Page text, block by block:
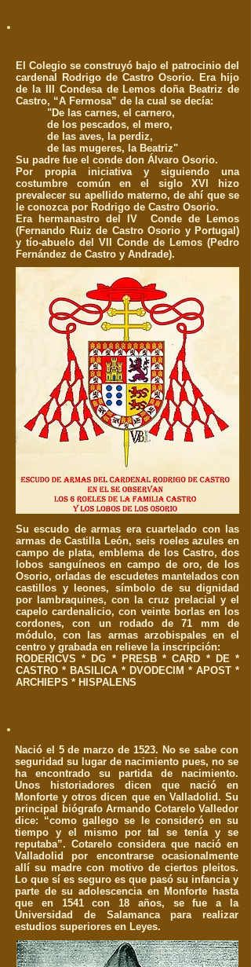
El Colegio se construyó bajo el patrocinio del
cardenal Rodrigo de Castro Osorio. Era hijo
de la III Condesa de Lemos doña Beatriz de
Castro, “A Fermosa” de la cual se decía:
"De las carnes, el carnero,
de los pescados, el mero,
de las aves, la perdiz,
de las mugeres, la Beatriz"
Su padre fue el conde don Álvaro Osorio.
Por propia iniciativa y siguiendo una
costumbre común en el siglo XVI hizo
prevalecer su apellido materno, de ahí que se
le conozca por Rodrigo de Castro Osorio.
Era hermanastro del IV Conde de Lemos
(Fernando Ruiz de Castro Osorio y Portugal)
y tío-abuelo del VII Conde de Lemos (Pedro
Fernández de Castro y Andrade).
Su escudo de armas era cuartelado con las
armas de Castilla León, seis roeles azules en
campo de plata, emblema de los Castro, dos
lobos sanguíneos en campo de oro, de los
Osorio, orladas de escudetes mantelados con
castillos y leones, símbolo de su dignidad
por lambraquines, con la cruz prelacial y el
capelo cardenalicio, con veinte borlas en los
cordones, con un rodado de 71 mm de
módulo, con las armas arzobispales en el
centro y grabada en relieve la inscripción:
RODERICVS * DG * PRESB * CARD * DE *
CASTRO * BASILICA * DVODECIM * APOST *
ARCHIEPS * HISPALENS
Nació el 5 de marzo de 1523. No se sabe con
seguridad su lugar de nacimiento pues, no se
ha encontrado su partida de nacimiento.
Unos historiadores dicen que nació en
Monforte y otros dicen que en Valladolid. Su
principal biógrafo Armando Cotarelo Valledor
dice: “como gallego se le consideró en su
tiempo y el mismo por tal se tenía y se
reputaba”. Cotarelo considera que nació en
Valladolid por encontrarse ocasionalmente
allí su madre con motivo de ciertos pleitos.
Lo que sí es seguro es que pasó su infancia y
parte de su adolescencia en Monforte hasta
que en 1541 con 18 años, se fue a la
Universidad de Salamanca para realizar
estudios superiores en Leyes.